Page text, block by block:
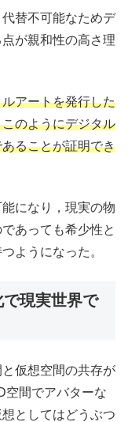
替不可能なためデ
が親和性の高さ理
アートを発行した
のようにデジタル
ることが証明でき
になり，現実の物
あっても希少性と
ようになった。
現実世界で
仮想空間の共存が
空間でアバターな
としてはどうぶつ